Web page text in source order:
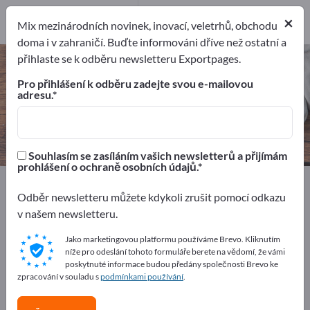
Kávovary – najděte výrobce a
dodavatele
4 4
Exportéři4
Výrobci
Kávovary
Inzerujte zdarma na Exportpages!
Potřeby – Nabídky – Použité zboží – Obchodní kontakty
>> začněte zde
×
Mix mezinárodních novinek, inovací, veletrhů, obchodu
doma i v zahraničí. Buďte informováni dříve než ostatní a
přihlaste se k odběru newsletteru Exportpages.
Pro přihlášení k odběru zadejte svou e-mailovou
adresu.
Souhlasím se zasíláním vašich newsletterů a přijímám
prohlášení o ochraně osobních údajů.
Odběr newsletteru můžete kdykoli zrušit pomocí odkazu
v našem newsletteru.
Jako marketingovou platformu používáme Brevo. Kliknutím
níže pro odeslání tohoto formuláře berete na vědomí, že vámi
poskytnuté informace budou předány společnosti Brevo ke
zpracování v souladu spodmínkami používání.